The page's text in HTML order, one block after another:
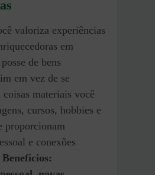
valoriza experiências
em
de bens
em vez de se
coisas materiais você
cursos, hobbies e
proporcionam
e conexões
Benefícios: